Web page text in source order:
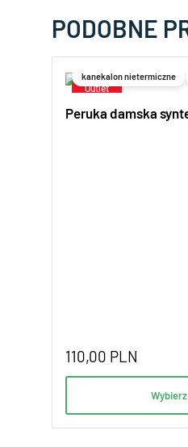
PODOBNE
kanekalon nietermiczne
Peruka damska
110,00 PLN